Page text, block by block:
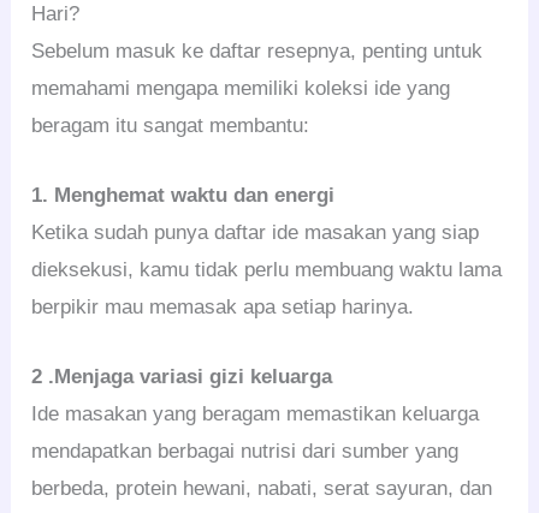
Hari?
Sebelum masuk ke daftar resepnya, penting untuk
memahami mengapa memiliki koleksi ide yang
beragam itu sangat membantu:
1. Menghemat waktu dan energi
Ketika sudah punya daftar ide masakan yang siap
dieksekusi, kamu tidak perlu membuang waktu lama
berpikir mau memasak apa setiap harinya.
2 .Menjaga variasi gizi keluarga
Ide masakan yang beragam memastikan keluarga
mendapatkan berbagai nutrisi dari sumber yang
berbeda, protein hewani, nabati, serat sayuran, dan